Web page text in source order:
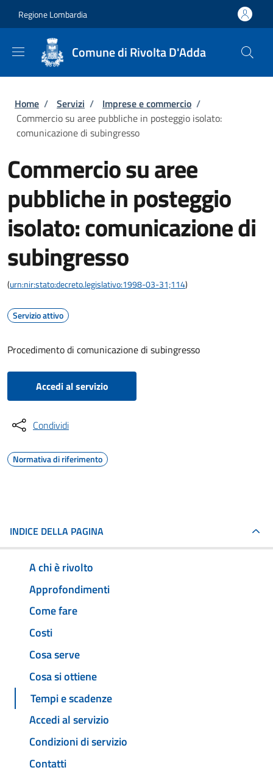
Regione Lombardia
Comune di Rivolta D'Adda
Briciole di pane
Home / Servizi / Imprese e commercio /
Commercio su aree pubbliche in posteggio isolato:
comunicazione di subingresso
Commercio su aree
pubbliche in posteggio
isolato: comunicazione di
subingresso
(urn:nir:stato:decreto.legislativo:1998-03-31;114)
Servizio attivo
Procedimento di comunicazione di subingresso
Accedi al servizio
Condividi
Normativa di riferimento
INDICE DELLA PAGINA
A chi è rivolto
Approfondimenti
Come fare
Costi
Cosa serve
Cosa si ottiene
Tempi e scadenze
Accedi al servizio
Condizioni di servizio
Contatti